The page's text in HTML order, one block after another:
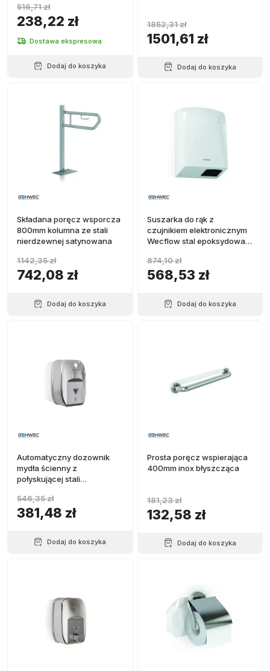
238,22 zł
516,71 zł
Dostawa ekspresowa
Dodaj do koszyka
1501,61 zł
1852,31 zł
Dodaj do koszyka
Składana poręcz wsporcza
800mm kolumna ze stali
nierdzewnej satynowana
742,08 zł
1142,35 zł
Dodaj do koszyka
Suszarka do rąk z
czujnikiem elektronicznym
Wecflow stal epoksydowa
568,53 zł
874,10 zł
Dodaj do koszyka
Automatyczny dozownik
mydła ścienny z
połyskującej stali
381,48 zł
546,35 zł
Dodaj do koszyka
Prosta poręcz wspierająca
400mm inox błyszcząca
132,58 zł
181,23 zł
Dodaj do koszyka